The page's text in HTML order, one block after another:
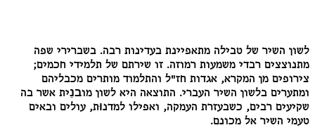
לשון השיר של טבילה מתאפיינת בעדינות רבה. בשברירי שפה
מתנוצצים רבדי משמעות רמוזה. זו שירתם של תלמידי חכמים;
צירופים מן המקרא, אגדות חז"ל והתלמוד מותרים מכבליהם
ומתערים בלשון השיר העברי. התוצאה היא לשון מובנֵית אשר בה
שקיעים רבים, כשבעזרת העמקה, ואפילו למדנוּת, עולים ובאים
טעמי השיר אל מכונם.